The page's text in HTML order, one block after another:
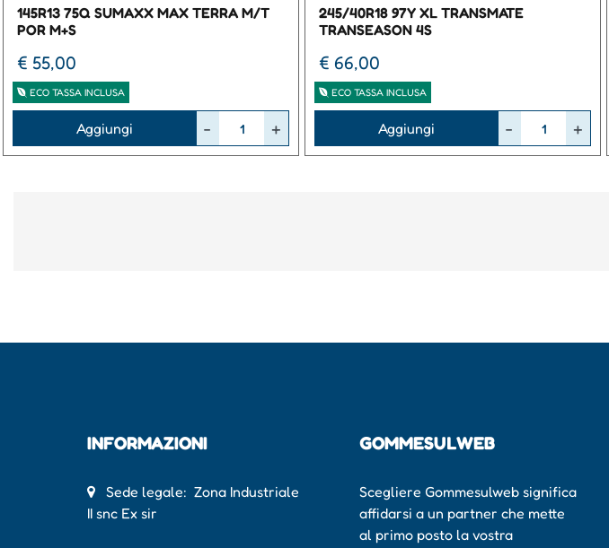
145R13 75Q SUMAXX MAX TERRA M/T
POR M+S
€ 55,00
ECO TASSA INCLUSA
Aggiungi
245/40R18 97Y XL TRANSMATE
TRANSEASON 4S
€ 66,00
ECO TASSA INCLUSA
Aggiungi
INFORMAZIONI
Sede legale: Zona Industriale
II snc Ex sir
GOMMESULWEB
Scegliere Gommesulweb significa
affidarsi a un partner che mette
al primo posto la vostra